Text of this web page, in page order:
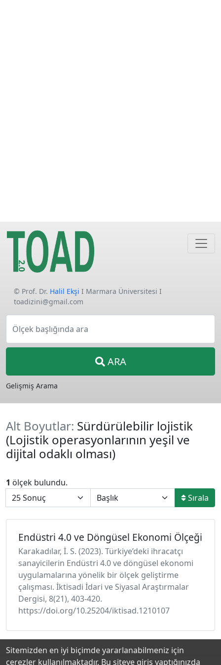
© Prof. Dr. Halil Ekşi I Marmara Üniversitesi I
toadizini@gmail.com
Ölçek başlığında ara
ARA
Gelişmiş Arama
Alt Boyutlar: Sürdürülebilir lojistik
(Lojistik operasyonlarının yeşil ve
dijital odaklı olması)
1 ölçek bulundu.
Sırala
Endüstri 4.0 ve Döngüsel Ekonomi Ölçeği
Karakadılar, İ. S. (2023). Türkiye’deki ihracatçı
sanayicilerin Endüstri 4.0 ve döngüsel ekonomi
uygulamalarına yönelik bir ölçek geliştirme
çalışması. İktisadi İdari ve Siyasal Araştırmalar
Dergisi, 8(21), 403-420.
https://doi.org/10.25204/iktisad.1210107
Sitemizden en iyi biçimde yararlanabilmeniz için
çerezler kullanılmaktadır. Bu siteye giriş yaptığınızda